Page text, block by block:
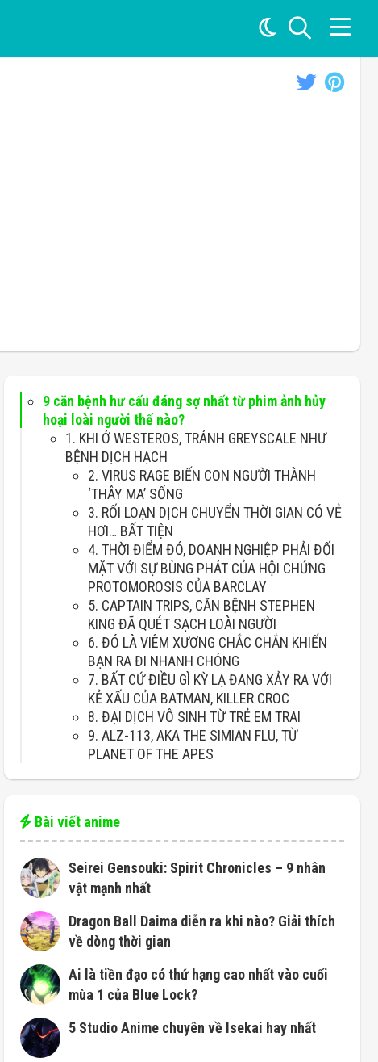
9 căn bệnh hư cấu đáng sợ nhất từ phim ảnh hủy
hoại loài người thế nào?
1. KHI Ở WESTEROS, TRÁNH GREYSCALE NHƯ
BỆNH DỊCH HẠCH
2. VIRUS RAGE BIẾN CON NGƯỜI THÀNH
‘THÂY MA’ SỐNG
3. RỐI LOẠN DỊCH CHUYỂN THỜI GIAN CÓ VẺ
HƠI… BẤT TIỆN
4. THỜI ĐIỂM ĐÓ, DOANH NGHIỆP PHẢI ĐỐI
MẶT VỚI SỰ BÙNG PHÁT CỦA HỘI CHỨNG
PROTOMOROSIS CỦA BARCLAY
5. CAPTAIN TRIPS, CĂN BỆNH STEPHEN
KING ĐÃ QUÉT SẠCH LOÀI NGƯỜI
6. ĐÓ LÀ VIÊM XƯƠNG CHẮC CHẮN KHIẾN
BẠN RA ĐI NHANH CHÓNG
7. BẤT CỨ ĐIỀU GÌ KỲ LẠ ĐANG XẢY RA VỚI
KẺ XẤU CỦA BATMAN, KILLER CROC
8. ĐẠI DỊCH VÔ SINH TỪ TRẺ EM TRAI
9. ALZ-113, AKA THE SIMIAN FLU, TỪ
PLANET OF THE APES
Bài viết anime
Seirei Gensouki: Spirit Chronicles – 9 nhân
vật mạnh nhất
Dragon Ball Daima diễn ra khi nào? Giải thích
về dòng thời gian
Ai là tiền đạo có thứ hạng cao nhất vào cuối
mùa 1 của Blue Lock?
5 Studio Anime chuyên về Isekai hay nhất